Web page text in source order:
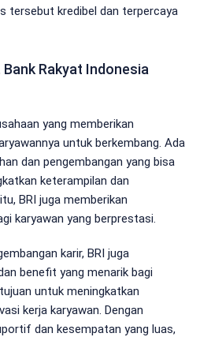
tersebut kredibel dan terpercaya
Rakyat Indonesia
yang memberikan
untuk berkembang. Ada
dan pengembangan yang bisa
keterampilan dan
BRI juga memberikan
karyawan yang berprestasi.
karir, BRI juga
benefit yang menarik bagi
untuk meningkatkan
kerja karyawan. Dengan
dan kesempatan yang luas,